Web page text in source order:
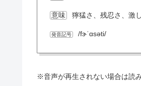
意味 獰猛さ、残忍さ、激
発音記号 /fɝˈɑsəti/
※音声が再生されない場合は読